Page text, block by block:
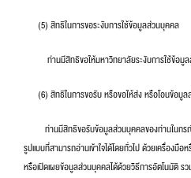
(5) สิทธิในการขอระงับการใช้ข้อมูลส่วนบุคคล
ท่านมีสิทธิขอให้มหาวิทยาลัยระงับการใช้ข้อมูล
(6) สิทธิในการขอรับ หรือขอให้ส่ง หรือโอนข้อมู
ท่านมีสิทธิขอรับข้อมูลส่วนบุคคลของท่านในกรณี
รูปแบบที่สามารถอ่านเข้าใจได้โดยทั่วไป ด้วยเครื่องมื
หรือเปิดเผยข้อมูลส่วนบุคคลได้ด้วยวิธีการอัตโนมัติ